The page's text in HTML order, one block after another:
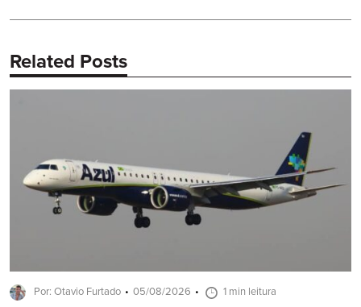
Related Posts
Por: Otavio Furtado 05/08/2026 1 min leitura